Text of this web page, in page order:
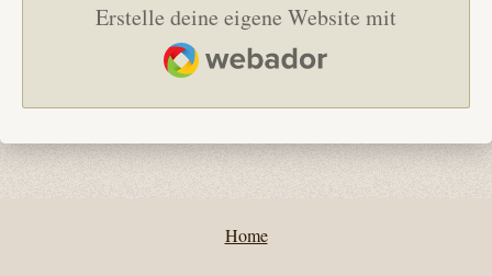
Erstelle deine eigene Website mit
Webador
Home